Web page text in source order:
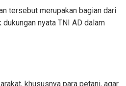
tersebut merupakan bagian dari
nyata TNI AD dalam
khususnya para petani, agar